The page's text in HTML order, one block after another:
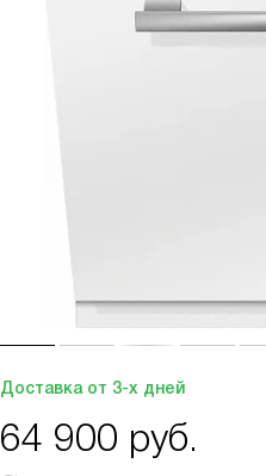
Доставка от 3-х дней
64 900 руб.